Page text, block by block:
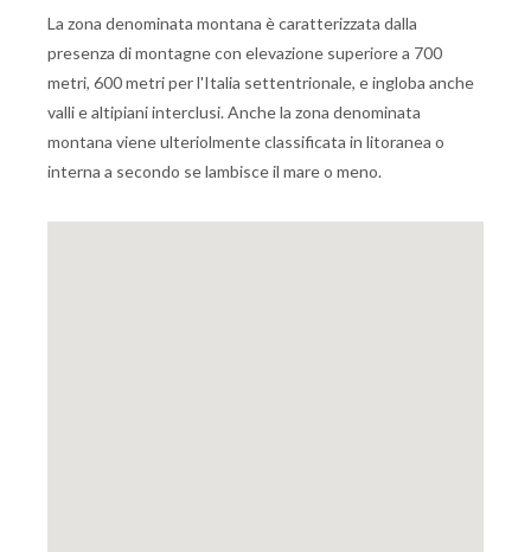
La zona denominata montana è caratterizzata dalla
presenza di montagne con elevazione superiore a 700
metri, 600 metri per l'Italia settentrionale, e ingloba anche
valli e altipiani interclusi. Anche la zona denominata
montana viene ulteriolmente classificata in litoranea o
interna a secondo se lambisce il mare o meno.